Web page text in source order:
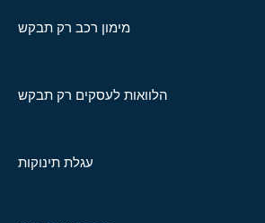
מימון רכב רק תבקש
הלוואות לעסקים רק תבקש
עגלת תינוקות